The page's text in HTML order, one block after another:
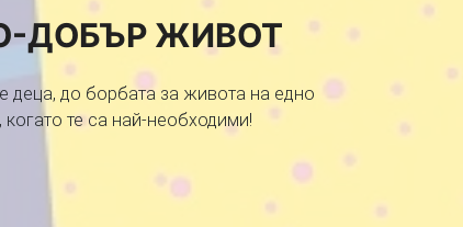
ДОБЪР ЖИВОТ
деца, до борбата за живота на едно
те са най-необходими!